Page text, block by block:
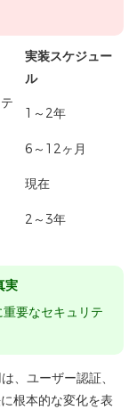
実装スケジュー
ル
1～2年
6～12ヶ月
現在
2～3年
実
要なセキュリテ
、ユーザー認証、
根本的な変化を表